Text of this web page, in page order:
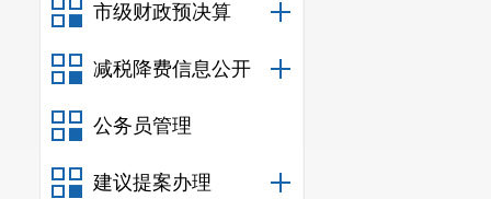
市级财政预决算
减税降费信息公开
公务员管理
建议提案办理